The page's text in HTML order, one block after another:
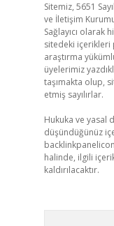
Sitemiz, 5651
ve İletişim
Sağlayıcı olarak
sitedeki
araştırma
üyelerimiz
taşımakta olup,
etmiş sayılırlar.
Hukuka ve yasal
düşündüğünüz
halinde, ilgili
kaldırılacaktır.